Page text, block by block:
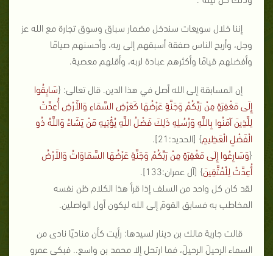
إننا خلال سويعات سندخل مضمار سباق وسوق تجارة مع الله عز
وجل، وأربح الناس صفقة أسبقهم إلى ربه، وأحسنهم صيامًا
وأفضلهم قيامًا وأكثرهم عبادة لربه، وأقلهم معصية.
إن المسابقة إلى الله أصل في هذا الدين. قال تعالى: {سَابِقُوا
إِلَى مَغْفِرَةٍ مِنْ رَبِّكُمْ وَجَنَّةٍ عَرْضُهَا كَعَرْضِ السَّمَاءِ وَالأَرْضِ أُعِدَّتْ
لِلَّذِينَ آمَنُوا بِاللَّهِ وَرُسُلِهِ ذَلِكَ فَضْلُ اللَّهِ يُؤْتِيهِ مَنْ يَشَاءُ وَاللَّهُ ذُو
الْفَضْلِ الْعَظِيمِ} [الحديد:21].
{وَسَارِعُوا إِلَى مَغْفِرَةٍ مِنْ رَبِّكُمْ وَجَنَّةٍ عَرْضُهَا السَّمَاوَاتُ وَالأَرْضُ
أُعِدَّتْ لِلْمُتَّقِينَ} [آل عمران:133].
لقد كان كل واحد من السلف إذا قرأ هذا الكلام ظن نفسه
المخاطب به فسابق القومَ إلى الله ليكون أول الواصلين.
قالت جارية مالك بن دينار لسيدها: رأيت كأن مناديًا نادى من
السماء الرحيلَ الرحيلَ، فما ارتحل إلا محمد بن واسع.. فبكى عمرو